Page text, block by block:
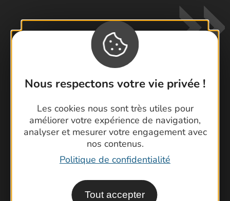
Nous respectons votre vie privée !
Les cookies nous sont très utiles pour
améliorer votre expérience de navigation,
analyser et mesurer votre engagement avec
nos contenus.
Politique de confidentialité
Tout accepter
Foire aux questions
Brochures
Cartoguides et Topoguides
Latitude Gard